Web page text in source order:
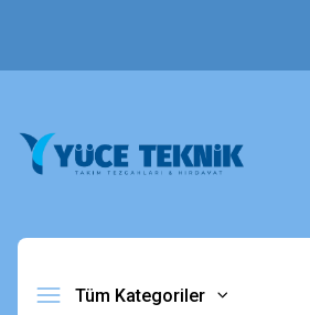
Tüm Kategoriler